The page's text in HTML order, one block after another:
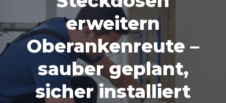
erweitern
Oberankenreute –
sauber geplant,
sicher installiert